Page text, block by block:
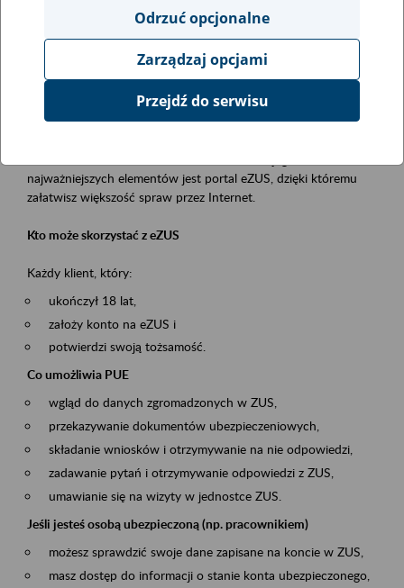
Obszar merytoryczny
obsługa klientów
Opis wydarzenia
Platforma Usług Elektronicznych ZUS eZUS
najważniejszych elementów jest portal eZUS, dzięki któremu
załatwisz większość spraw przez Internet.
Kto może skorzystać z eZUS
Każdy klient, który:
ukończył 18 lat,
założy konto na eZUS i
potwierdzi swoją tożsamość.
Co umożliwia PUE
wgląd do danych zgromadzonych w ZUS,
przekazywanie dokumentów ubezpieczeniowych,
składanie wniosków i otrzymywanie na nie odpowiedzi,
zadawanie pytań i otrzymywanie odpowiedzi z ZUS,
umawianie się na wizyty w jednostce ZUS.
Jeśli jesteś osobą ubezpieczoną (np. pracownikiem)
możesz sprawdzić swoje dane zapisane na koncie w ZUS,
masz dostęp do informacji o stanie konta ubezpieczonego,
Odrzuć opcjonalne
Zarządzaj opcjami
Przejdź do serwisu